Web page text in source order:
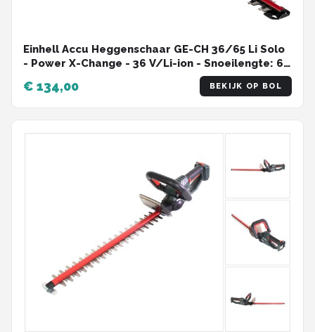
Einhell Accu Heggenschaar GE-CH 36/65 Li Solo
- Power X-Change - 36 V/Li-ion - Snoeilengte: 65
cm - Tandafstand: 30 mm - Draaibare
handgreep - Incl. mesafdekking - Excl. accu en
lader
€ 134,00 BEKIJK OP BOL